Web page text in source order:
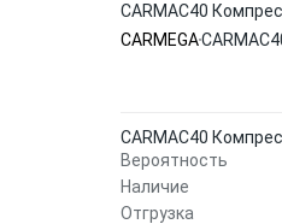
CARMAC40
CARMEGA
CARMAC40
Вероятность
Наличие
Отгрузка